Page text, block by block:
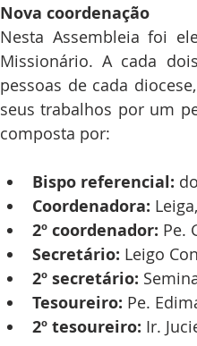
Nova coordenação
Nesta Assembleia foi
Missionário. A cada
pessoas de cada
seus trabalhos por um
composta por:
Bispo referencial:
Coordenadora:
2º coordenador: Pe.
Secretário: Leigo
2º secretário:
Tesoureiro: Pe.
2º tesoureiro: Ir.